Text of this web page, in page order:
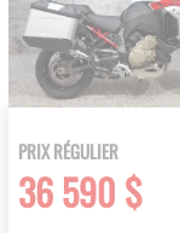
PRIX RÉGULIER
36 590 $